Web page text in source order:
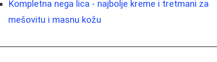
Kompletna nega lica - najbolje kreme i tretmani za
mešovitu i masnu kožu